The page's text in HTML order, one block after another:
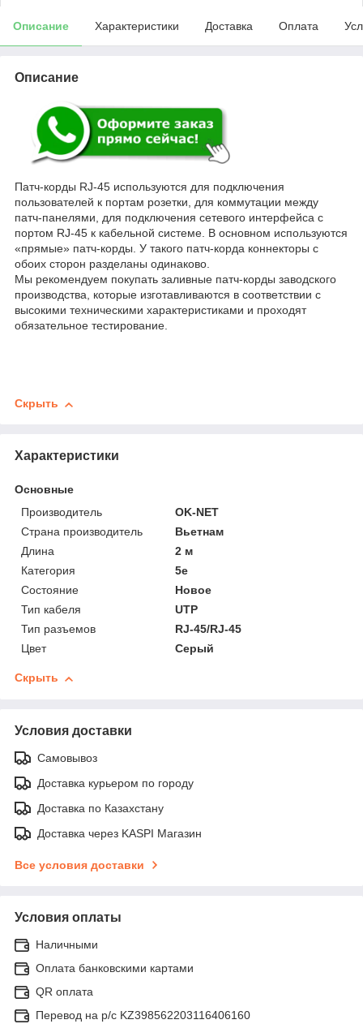
Описание Характеристики Доставка Оплата
Описание
Патч-корды RJ-45 используются для подключения
пользователей к портам розетки, для коммутации между
патч-панелями, для подключения сетевого интерфейса c
портом RJ-45 к кабельной системе. В основном используются
«прямые» патч-корды. У такого патч-корда коннекторы с
обоих сторон разделаны одинаково.
Мы рекомендуем покупать заливные патч-корды заводского
производства, которые изготавливаются в соответствии с
высокими техническими характеристиками и проходят
обязательное тестирование.
Скрыть
Характеристики
Основные
Производитель
OK-NET
Страна производитель
Вьетнам
Длина
2 м
Категория
5e
Состояние
Новое
Тип кабеля
UTP
Тип разъемов
RJ-45/RJ-45
Цвет
Серый
Скрыть
Условия доставки
Самовывоз
Доставка курьером по городу
Доставка по Казахстану
Доставка через KASPI Магазин
Все условия доставки
Условия оплаты
Наличными
Оплата банковскими картами
QR оплата
Перевод на р/с KZ398562203116406160